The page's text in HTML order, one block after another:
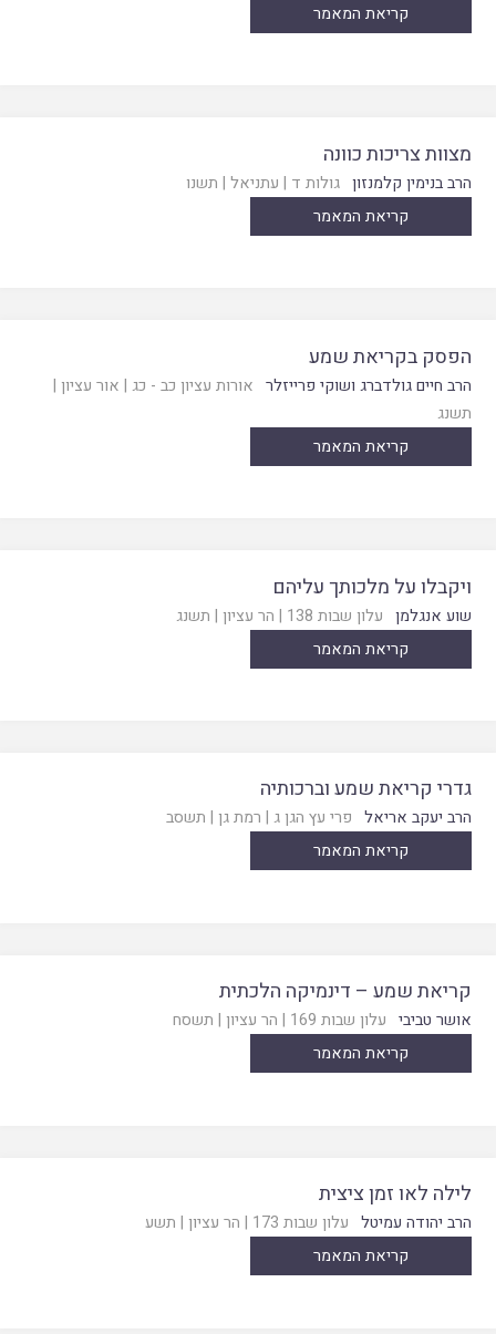
קריאת המאמר
מצוות צריכות כוונה
הרב בנימין קלמנזון גולות ד | עתניאל | תשנו
קריאת המאמר
הפסק בקריאת שמע
הרב חיים גולדברג ושוקי פרייזלר אורות עציון כב - כג | אור עציון |
תשנג
קריאת המאמר
ויקבלו על מלכותך עליהם
שוע אנגלמן עלון שבות 138 | הר עציון | תשנג
קריאת המאמר
גדרי קריאת שמע וברכותיה
הרב יעקב אריאל פרי עץ הגן ג | רמת גן | תשסב
קריאת המאמר
קריאת שמע – דינמיקה הלכתית
אושר טביבי עלון שבות 169 | הר עציון | תשסח
קריאת המאמר
לילה לאו זמן ציצית
הרב יהודה עמיטל עלון שבות 173 | הר עציון | תשע
קריאת המאמר